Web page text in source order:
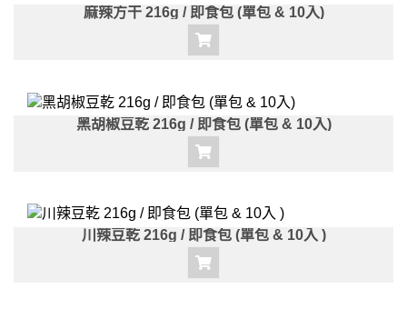
麻辣方干 216g / 即食包 (單包 & 10入)
黑胡椒豆乾 216g / 即食包 (單包 & 10入)
川辣豆乾 216g / 即食包 (單包 & 10入 )